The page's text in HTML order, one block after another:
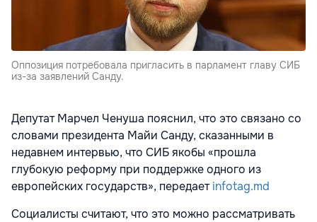
Оппозиция потребовала пригласить в парламент главу СИБ
из-за заявлений Санду.
Депутат Марчел Ченуша пояснил, что это связано со
словами президента Майи Санду, сказанными в
недавнем интервью, что СИБ якобы «прошла
глубокую реформу при поддержке одного из
европейских государств», передаетinfotag.md
Социалисты считают, что это можно рассматривать